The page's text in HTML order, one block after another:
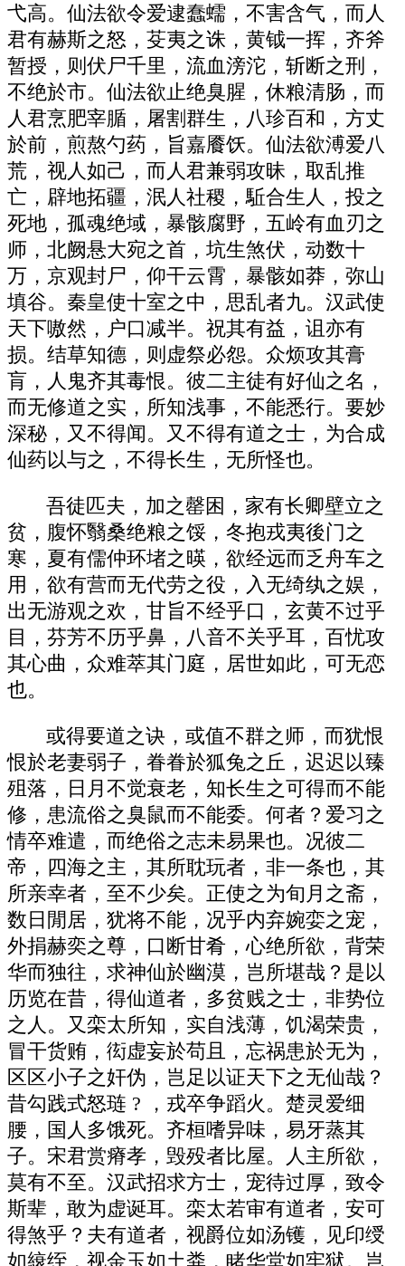
弋高。仙法欲令爱逮蠢蠕，不害含气，而人
君有赫斯之怒，芟夷之诛，黄钺一挥，齐斧
暂授，则伏尸千里，流血滂沱，斩断之刑，
不绝於市。仙法欲止绝臭腥，休粮清肠，而
人君烹肥宰腯，屠割群生，八珍百和，方丈
於前，煎熬勺药，旨嘉餍饫。仙法欲溥爱八
荒，视人如己，而人君兼弱攻昧，取乱推
亡，辟地拓疆，泯人社稷，駈合生人，投之
死地，孤魂绝域，暴骸腐野，五岭有血刃之
师，北阙悬大宛之首，坑生煞伏，动数十
万，京观封尸，仰干云霄，暴骸如莽，弥山
填谷。秦皇使十室之中，思乱者九。汉武使
天下嗷然，户口减半。祝其有益，诅亦有
损。结草知德，则虚祭必怨。众烦攻其膏
肓，人鬼齐其毒恨。彼二主徒有好仙之名，
而无修道之实，所知浅事，不能悉行。要妙
深秘，又不得闻。又不得有道之士，为合成
仙药以与之，不得长生，无所怪也。
吾徒匹夫，加之罄困，家有长卿壁立之
贫，腹怀翳桑绝粮之馁，冬抱戎夷後门之
寒，夏有儒仲环堵之暎，欲经远而乏舟车之
用，欲有营而无代劳之役，入无绮纨之娱，
出无游观之欢，甘旨不经乎口，玄黄不过乎
目，芬芳不历乎鼻，八音不关乎耳，百忧攻
其心曲，众难萃其门庭，居世如此，可无恋
也。
或得要道之诀，或值不群之师，而犹恨
恨於老妻弱子，眷眷於狐兔之丘，迟迟以臻
殂落，日月不觉衰老，知长生之可得而不能
修，患流俗之臭鼠而不能委。何者？爱习之
情卒难遣，而绝俗之志未易果也。况彼二
帝，四海之主，其所耽玩者，非一条也，其
所亲幸者，至不少矣。正使之为旬月之斋，
数日閒居，犹将不能，况乎内弃婉娈之宠，
外捐赫奕之尊，口断甘肴，心绝所欲，背荣
华而独往，求神仙於幽漠，岂所堪哉？是以
历览在昔，得仙道者，多贫贱之士，非势位
之人。又栾太所知，实自浅薄，饥渴荣贵，
冒干货贿，衒虚妄於苟且，忘祸患於无为，
区区小子之奸伪，岂足以证天下之无仙哉？
昔勾践式怒琏 ? ，戎卒争蹈火。楚灵爱细
腰，国人多饿死。齐桓嗜异味，易牙蒸其
子。宋君赏瘠孝，毁殁者比屋。人主所欲，
莫有不至。汉武招求方士，宠待过厚，致令
斯辈，敢为虚诞耳。栾太若审有道者，安可
得煞乎？夫有道者，视爵位如汤镬，见印绶
如縗绖，视金玉如土粪，睹华堂如牢狱。岂